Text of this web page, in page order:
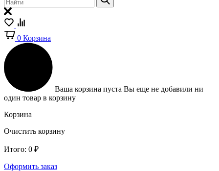
0 Корзина
Ваша корзина пуста Вы еще не добавили ни
один товар в корзину
Корзина
Очистить корзину
Итого: 0 ₽
Оформить заказ